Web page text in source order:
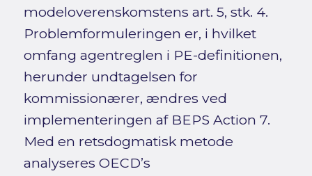
modeloverenskomstens art. 5, stk. 4.
Problemformuleringen er, i hvilket
omfang agentreglen i PE-definitionen,
herunder undtagelsen for
kommissionærer, ændres ved
implementeringen af BEPS Action 7.
Med en retsdogmatisk metode
analyseres OECD’s